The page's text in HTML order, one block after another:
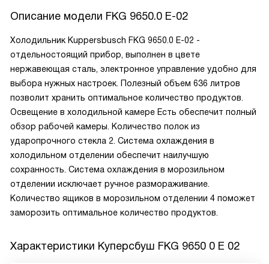
Описание модели FKG 9650.0 E-02
Холодильник Kuppersbusch FKG 9650.0 E-02 -
отдельностоящий прибор, выполнен в цвете
нержавеющая сталь, электронное управление удобно для
выбора нужных настроек. Полезный объем 636 литров
позволит хранить оптимальное количество продуктов.
Освещение в холодильной камере Есть обеспечит полный
обзор рабочей камеры. Количество полок из
ударопрочного стекла 2. Система охлаждения в
холодильном отделении обеспечит наилучшую
сохранность. Система охлаждения в морозильном
отделении исключает ручное размораживание.
Количество ящиков в морозильном отделении 4 поможет
заморозить оптимальное количество продуктов.
Характеристики Куперсбуш FKG 9650 0 E 02